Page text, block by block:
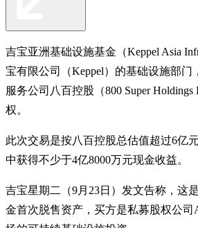
吉宝亚洲基础设施基金（Keppel Asia
宝有限公司（Keppel）的基础设施部门
服务公司八百控股（800 Super Holdings
权。
此次交易是按八百控股总估值超过6亿
中获得不少于4亿8000万元现金收益。
吉宝星期二（9月23日）发文告称，这
金首次脱售资产，买方是私募股权公司